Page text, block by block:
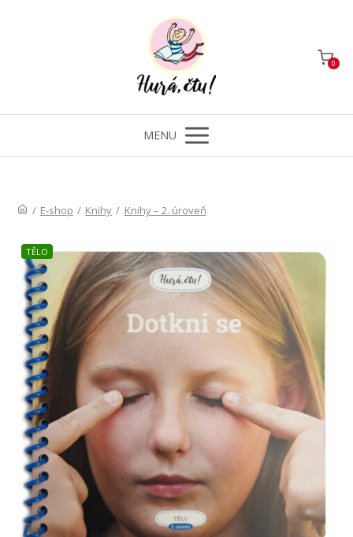
0
MENU
/ E-shop / Knihy / Knihy – 2. úroveň
TĚLO